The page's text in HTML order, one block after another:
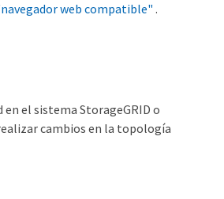
web compatible" .
el sistema StorageGRID o
cambios en la topología